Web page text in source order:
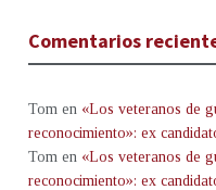
Comentarios
Tom en «Los veteranos de
reconocimiento»: ex
Tom en «Los veteranos de
reconocimiento»: ex